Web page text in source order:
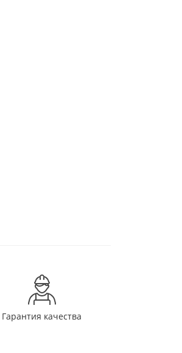
Гарантия качества